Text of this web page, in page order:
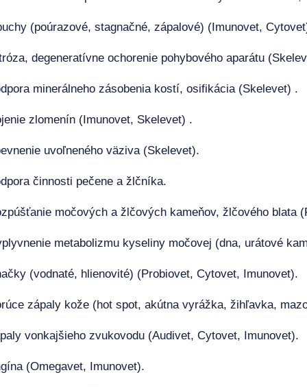
(poúrazové, stagnačné, zápalové) (Imunovet,
degeneratívne ochorenie pohybového aparátu
minerálneho zásobenia kostí, osifikácia (Skelevet) .
zlomenín (Imunovet, Skelevet) .
uvoľneného väziva (Skelevet).
činnosti pečene a žlčníka.
močových a žlčových kameňov, žlčového blata
metabolizmu kyseliny močovej (dna, urátové
(vodnaté, hlienovité) (Probiovet, Cytovet, Imunovet).
zápaly kože (hot spot, akútna vyrážka, žihľavka,
vonkajšieho zvukovodu (Audivet, Cytovet, Imunovet).
(Omegavet, Imunovet).